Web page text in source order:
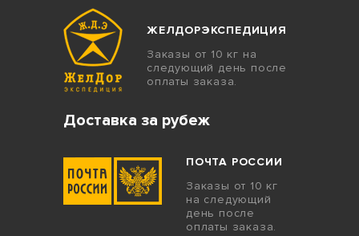
ЖЕЛДОРЭКСПЕДИЦИЯ
Заказы от 10 кг на
следующий день после
оплаты заказа.
Доставка за рубеж
ПОЧТА РОССИИ
Заказы от 10 кг
на следующий
день после
оплаты заказа.